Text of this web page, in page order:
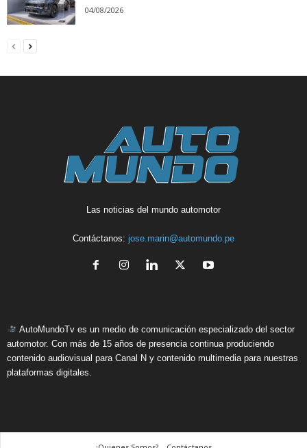
04/08/2026
Las noticias del mundo automotor
Contáctanos: jose.marin@automundo.pe
AutoMundoTv es un medio de comunicación especializado del sector
automotor. Con más de 15 años de presencia continua produciendo
contenido audiovisual para Canal N y contenido multimedia para nuestras
plataformas digitales.